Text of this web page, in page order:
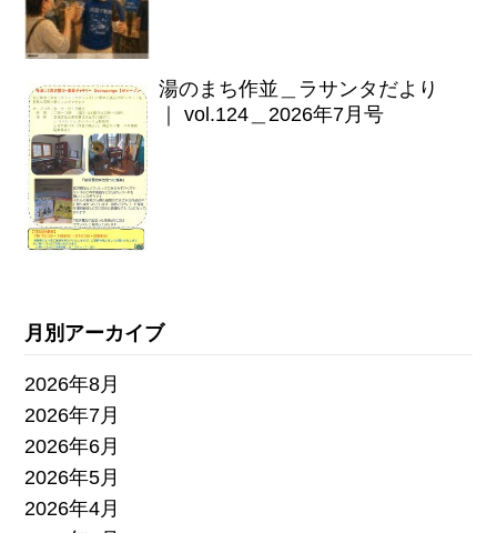
湯のまち作並＿ラサンタだより
｜ vol.124＿2026年7月号
月別アーカイブ
2026年8月
2026年7月
2026年6月
2026年5月
2026年4月